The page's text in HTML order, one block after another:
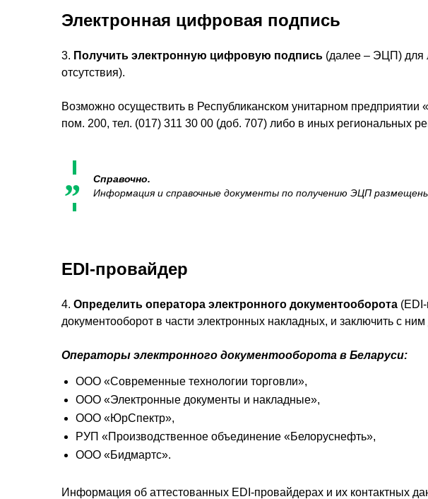
Электронная цифровая подпись
3. Получить электронную цифровую подпись (далее – ЭЦП) для
отсутствия).
Возможно осуществить в Республиканском унитарном
пом. 200, тел. (017) 311 30 00 (доб. 707) либо в иных региональных
Справочно.
Информация и справочные документы по получению ЭЦП
EDI-провайдер
4. Определить оператора электронного документооборота
документооборот в части электронных накладных, и заключить с ним
Операторы электронного документооборота в Беларуси:
ООО «Современные технологии торговли»,
ООО «Электронные документы и накладные»,
ООО «ЮрСпектр»,
РУП «Производственное объединение «Белоруснефть»,
ООО «Бидмартс».
Информация об аттестованных EDI-провайдерах и их контактных